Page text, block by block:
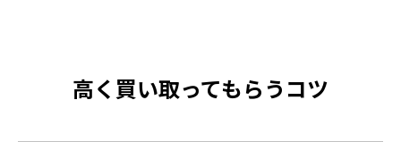
高く買い取ってもらうコツ